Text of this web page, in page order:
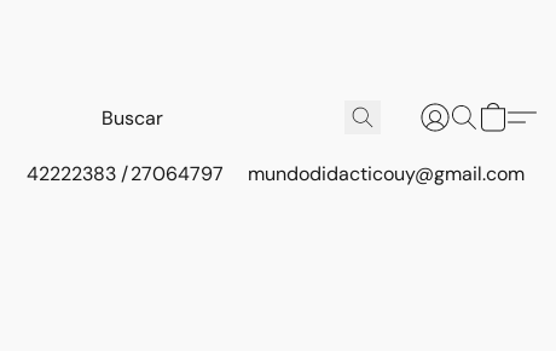
42222383 / 27064797 mundodidacticouy@gmail.com